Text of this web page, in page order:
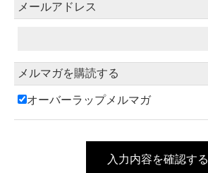
メールアドレス
メルマガを購読する
オーバーラップメルマガ
入力内容を確認する